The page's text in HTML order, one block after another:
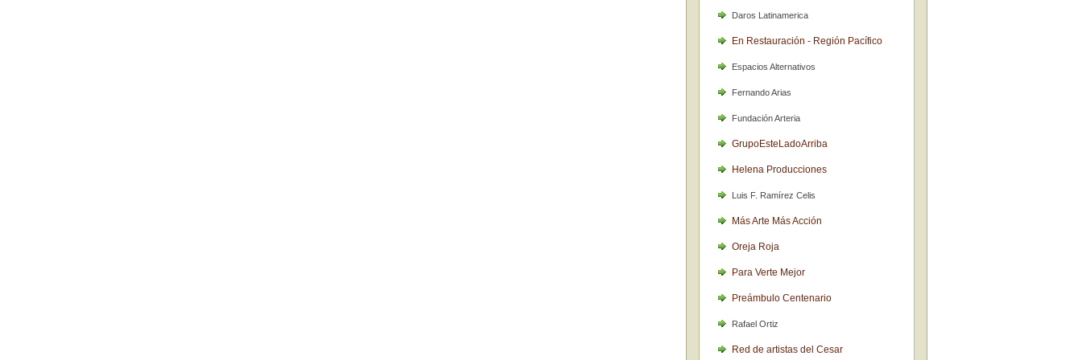
Daros Latinamerica
En Restauración - Región Pacífico
Espacios Alternativos
Fernando Arias
Fundación Arteria
GrupoEsteLadoArriba
Helena Producciones
Luis F. Ramírez Celis
Más Arte Más Acción
Oreja Roja
Para Verte Mejor
Preámbulo Centenario
Rafael Ortiz
Red de artistas del Cesar